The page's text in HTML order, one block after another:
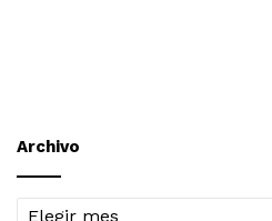
Archivo
Archivo